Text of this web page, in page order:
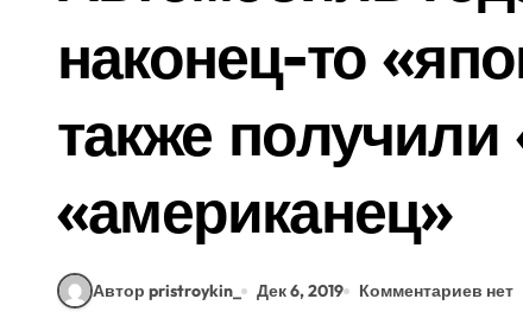
наконец-то
также
«американец»
Автор pristroykin_ Дек 6, 2019 Комментариев нет